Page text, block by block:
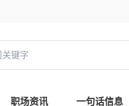
职场资讯 一句话信息